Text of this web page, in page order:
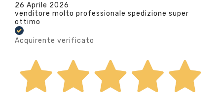
26 Aprile 2026
venditore molto professionale spedizione super
ottimo
Acquirente verificato